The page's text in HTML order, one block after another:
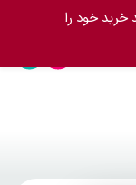
خود را